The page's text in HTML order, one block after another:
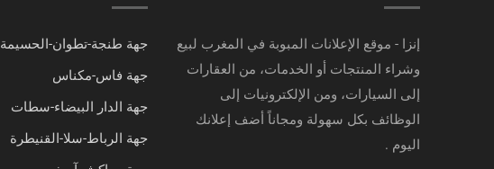
إنزا - موقع الإعلانات المبوبة في المغرب لبيع
وشراء المنتجات أو الخدمات، من العقارات
إلى السيارات، ومن الإلكترونيات إلى
الوظائف بكل سهولة ومجاناً أضف إعلانك
اليوم .
جهة طنجة-تطوان-الحسيمة
جهة فاس-مكناس
جهة الدار البيضاء-سطات
جهة الرباط-سلا-القنيطرة